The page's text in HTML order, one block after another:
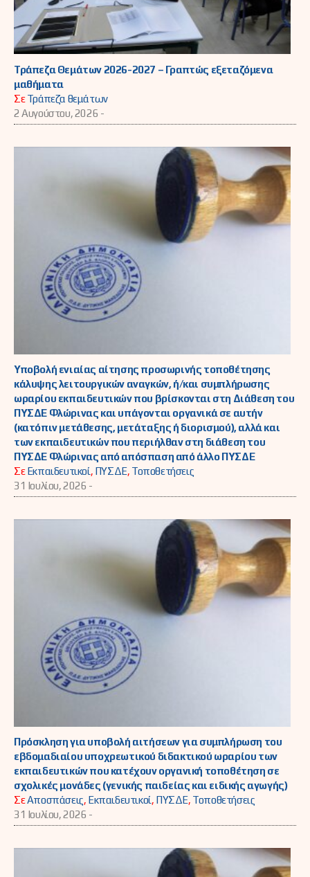
Τράπεζα Θεμάτων 2026-2027 – Γραπτώς εξεταζόμενα
μαθήματα
ΣεΤράπεζα θεμάτων
2 Αυγούστου, 2026 -
Υποβολή ενιαίας αίτησης προσωρινής τοποθέτησης
κάλυψης λειτουργικών αναγκών, ή/και συμπλήρωσης
ωραρίου εκπαιδευτικών που βρίσκονται στη Διάθεση του
ΠΥΣΔΕ Φλώρινας και υπάγονται οργανικά σε αυτήν
(κατόπιν μετάθεσης, μετάταξης ή διορισμού), αλλά και
των εκπαιδευτικών που περιήλθαν στη διάθεση του
ΠΥΣΔΕ Φλώρινας από απόσπαση από άλλο ΠΥΣΔΕ
ΣεΕκπαιδευτικοί, ΠΥΣΔΕ, Τοποθετήσεις
31 Ιουλίου, 2026 -
Πρόσκληση για υποβολή αιτήσεων για συμπλήρωση του
εβδομαδιαίου υποχρεωτικού διδακτικού ωραρίου των
εκπαιδευτικών που κατέχουν οργανική τοποθέτηση σε
σχολικές μονάδες (γενικής παιδείας και ειδικής αγωγής)
ΣεΑποσπάσεις, Εκπαιδευτικοί, ΠΥΣΔΕ, Τοποθετήσεις
31 Ιουλίου, 2026 -